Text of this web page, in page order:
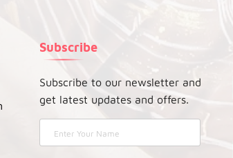
Subscribe
Subscribe to our newsletter and
get latest updates and offers.